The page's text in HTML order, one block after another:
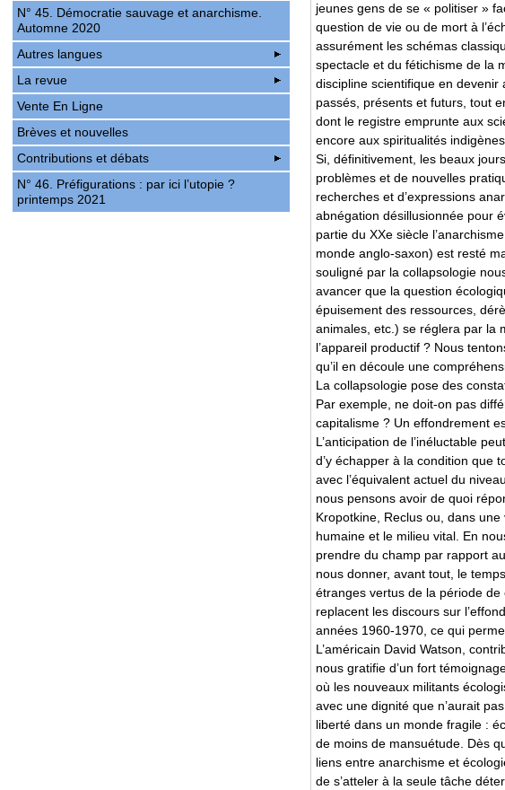
jeunes gens de se « politiser »
question de vie ou de mort à
assurément les schémas
spectacle et du fétichisme de la
discipline scientifique en
passés, présents et futurs, tout
dont le registre emprunte aux
encore aux spiritualités
Si, définitivement, les beaux
problèmes et de nouvelles
recherches et d’expressions
abnégation désillusionnée pour
partie du XXe siècle
monde anglo-saxon) est resté
souligné par la collapsologie
avancer que la question
épuisement des ressources,
animales, etc.) se réglera par la
l’appareil productif ? Nous
qu’il en découle une
La collapsologie pose des
Par exemple, ne doit-on pas
capitalisme ? Un effondrement
L’anticipation de l’inéluctable
d’y échapper à la condition que
avec l’équivalent actuel du
nous pensons avoir de quoi
Kropotkine, Reclus ou, dans
humaine et le milieu vital. En
prendre du champ par rapport
nous donner, avant tout, le
étranges vertus de la période de
replacent les discours sur
années 1960-1970, ce qui
L’américain David Watson,
nous gratifie d’un fort
où les nouveaux militants
avec une dignité que n’aurait
liberté dans un monde fragile :
de moins de mansuétude. Dès
liens entre anarchisme et
de s’atteler à la seule tâche
N° 45. Démocratie sauvage et anarchisme.
Automne 2020
Autres langues
La revue
Vente En Ligne
Brèves et nouvelles
Contributions et débats
N° 46. Préfigurations : par ici l’utopie ?
printemps 2021